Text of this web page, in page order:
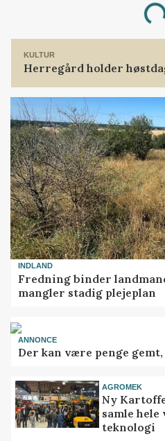
KULTUR
Herregård holder
INDLAND
Fredning binder
mangler stadig plejeplan
ANNONCE
Der kan være penge
AGROMEK
Ny
samle
teknologi